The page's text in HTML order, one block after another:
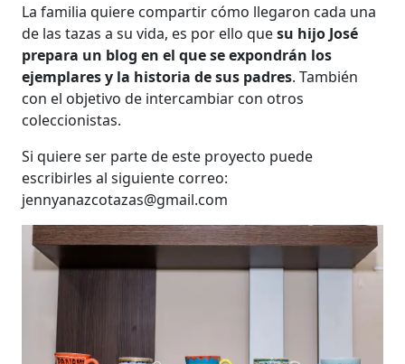
La familia quiere compartir cómo llegaron cada una
de las tazas a su vida, es por ello quesu hijo José
prepara un blog en el que se expondrán los
ejemplares y la historia de sus padres. También
con el objetivo de intercambiar con otros
coleccionistas.
Si quiere ser parte de este proyecto puede
escribirles al siguiente correo:
jennyanazcotazas@gmail.com